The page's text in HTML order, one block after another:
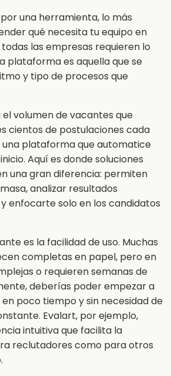
una herramienta, lo más
qué necesita tu equipo en
las empresas requieren lo
plataforma es aquella que se
y tipo de procesos que
volumen de vacantes que
cientos de postulaciones cada
una plataforma que automatice
Aquí es donde soluciones
una gran diferencia: permiten
analizar resultados
enfocarte solo en los candidatos
es la facilidad de uso. Muchas
completas en papel, pero en
o requieren semanas de
deberías poder empezar a
poco tiempo y sin necesidad de
Evalart, por ejemplo,
intuitiva que facilita la
reclutadores como para otros